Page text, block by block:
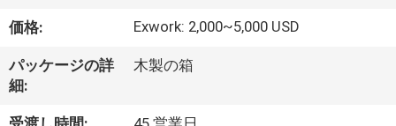
報
価格: Exwork: 2,000~5,000 USD
パッケージの詳
細:
木製の箱